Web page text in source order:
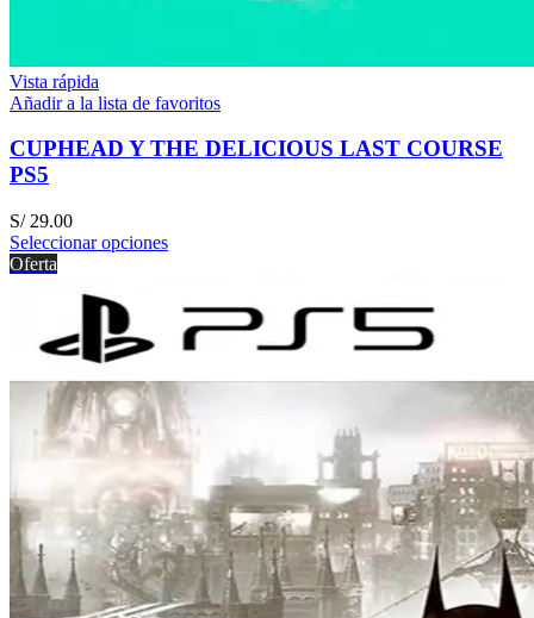
Vista rápida
Añadir a la lista de favoritos
CUPHEAD Y THE DELICIOUS LAST COURSE
PS5
S/29.00
Seleccionar opciones
Oferta